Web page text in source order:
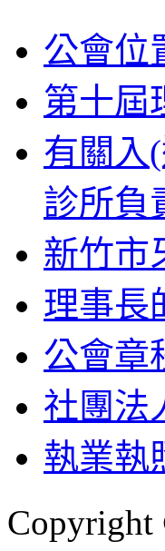
公會位
第十屆
有關入
診所負
新竹市
理事長
公會章
社團法
執業執